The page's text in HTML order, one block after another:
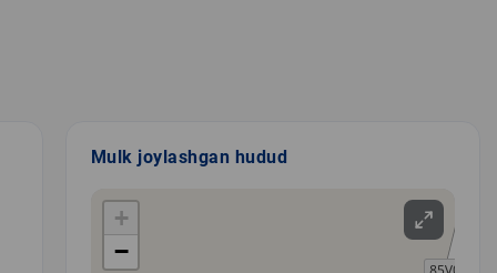
Mulk joylashgan hudud
+
−